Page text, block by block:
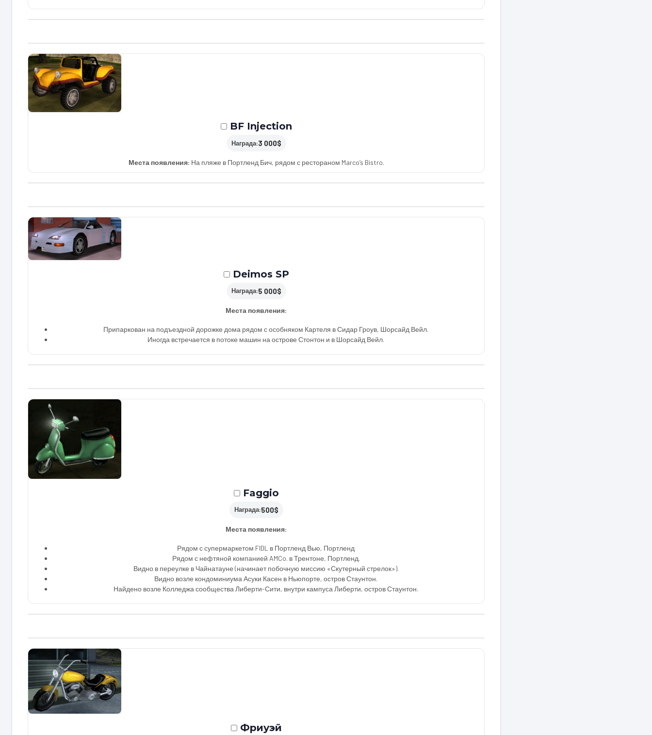
BF Injection
Награда:3 000$
Места появления: На пляже в Портленд Бич, рядом с рестораном Marco’s Bistro.
Deimos SP
Награда:5 000$
Места появления:
Припаркован на подъездной дорожке дома рядом с особняком Картеля в Сидар Гроув, Шорсайд Вейл.
Иногда встречается в потоке машин на острове Стонтон и в Шорсайд Вейл.
Faggio
Награда:500$
Места появления:
Рядом с супермаркетом FIDL в Портленд Вью, Портленд
Рядом с нефтяной компанией AMCo. в Трентоне, Портленд.
Видно в переулке в Чайнатауне (начинает побочную миссию «Скутерный стрелок»).
Видно возле кондоминиума Асуки Касен в Ньюпорте, остров Стаунтон.
Найдено возле Колледжа сообщества Либерти-Сити, внутри кампуса Либерти, остров Стаунтон.
Фриуэй